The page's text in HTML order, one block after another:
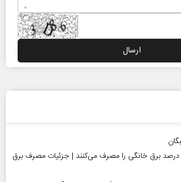
۲ درصد مشترکان ۱۰ درصد برق خانگی را مصرف می‌کنند | جزئیات مصرف برق